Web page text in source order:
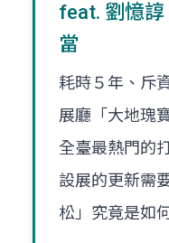
feat. 劉憶諄
當
耗時５年、斥
展廳「大地瑰
全臺最熱門的
設展的更新需
松」究竟是如